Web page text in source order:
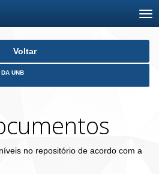
Voltar
UNB
no repositório de acordo com a